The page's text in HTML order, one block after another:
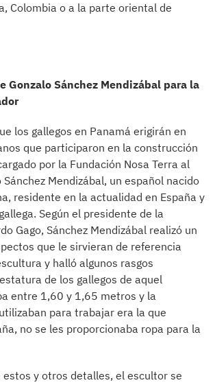
Colombia o a la parte oriental de
Gonzalo Sánchez Mendizábal para la
los gallegos en Panamá erigirán en
que participaron en la construcción
por la Fundación Nosa Terra al
Mendizábal, un español nacido
residente en la actualidad en España y
Según el presidente de la
Gago, Sánchez Mendizábal realizó un
que le sirvieran de referencia
y halló algunos rasgos
de los gallegos de aquel
entre 1,60 y 1,65 metros y la
para trabajar era la que
no se les proporcionaba ropa para la
estos y otros detalles, el escultor se